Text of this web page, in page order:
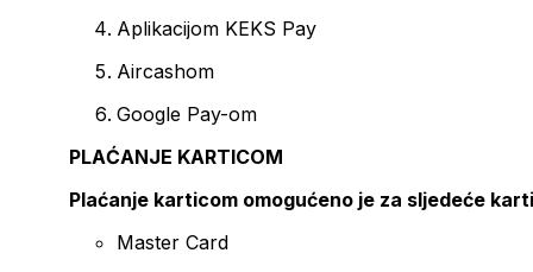
Aplikacijom KEKS Pay
Aircashom
Google Pay-om
PLAĆANJE KARTICOM
Plaćanje karticom omogućeno je za sljedeće
Master Card